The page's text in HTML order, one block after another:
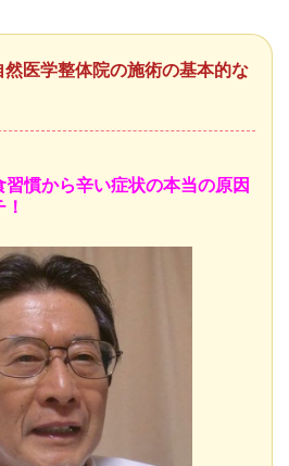
然医学整体院の施術の基本的な
習慣から辛い症状の本当の原因